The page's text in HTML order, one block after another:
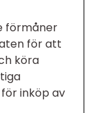
förmåner
för att
köra
inköp av